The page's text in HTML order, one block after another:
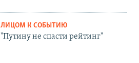
ЛИЦОМ К СОБЫТИЮ
"Путину не спасти рейтинг"